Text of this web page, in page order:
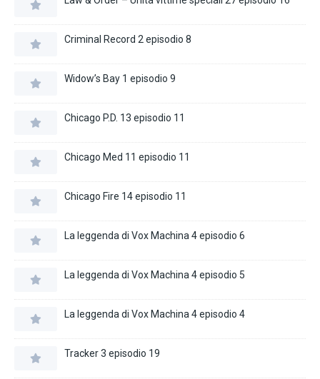
Criminal Record 2 episodio 8
Widow’s Bay 1 episodio 9
Chicago P.D. 13 episodio 11
Chicago Med 11 episodio 11
Chicago Fire 14 episodio 11
La leggenda di Vox Machina 4 episodio 6
La leggenda di Vox Machina 4 episodio 5
La leggenda di Vox Machina 4 episodio 4
Tracker 3 episodio 19